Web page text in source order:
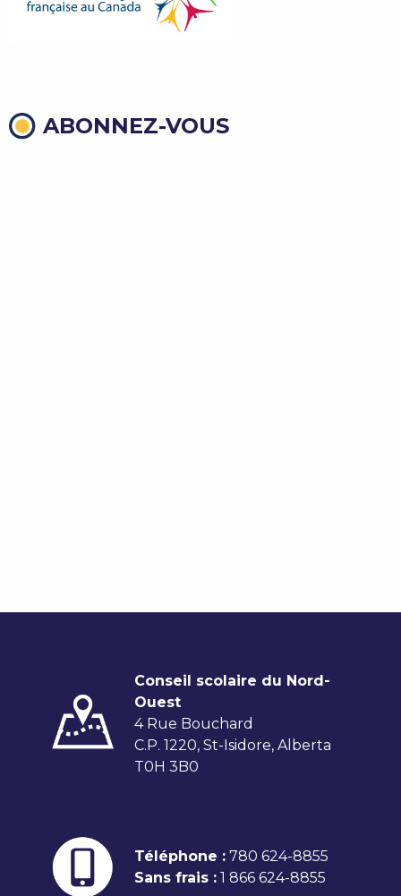
ABONNEZ-VOUS
Conseil scolaire du Nord-
Ouest
4 Rue Bouchard
C.P. 1220, St-Isidore, Alberta
T0H 3B0
Téléphone : 780 624-8855
Sans frais : 1 866 624-8855